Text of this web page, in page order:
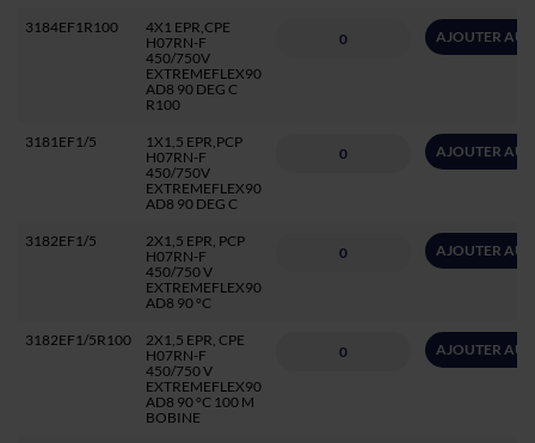
3184EF1R100
4X1 EPR,CPE
H07RN-F
450/750V
EXTREMEFLEX90
AD8 90 DEG C
R100
AJOUTER AU
3181EF1/5
1X1,5 EPR,PCP
H07RN-F
450/750V
EXTREMEFLEX90
AD8 90 DEG C
AJOUTER AU
3182EF1/5
2X1,5 EPR, PCP
H07RN-F
450/750 V
EXTREMEFLEX90
AD8 90 °C
AJOUTER AU
3182EF1/5R100
2X1,5 EPR, CPE
H07RN-F
450/750 V
EXTREMEFLEX90
AD8 90 °C 100 M
BOBINE
AJOUTER AU